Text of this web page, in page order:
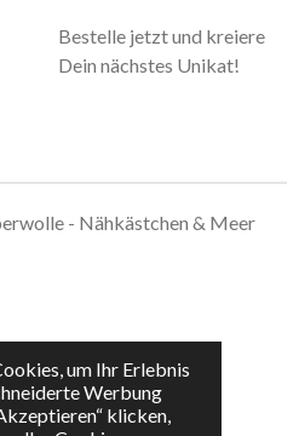
um Ihr Erlebnis
Werbung
klicken,
Bestelle jetzt und kreiere
Dein nächstes Unikat!
- Nähkästchen & Meer